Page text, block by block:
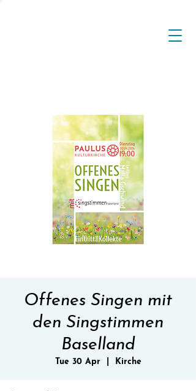
Offenes Singen mit
den Singstimmen
Baselland
Tue 30 Apr
  |
Kirche